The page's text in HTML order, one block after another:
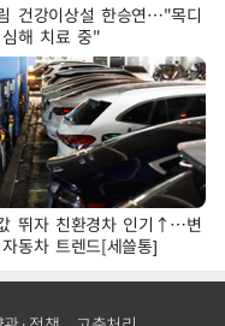
건강이상설 한승연…"목디
해 치료 중"
뛰자 친환경차 인기↑…변
동차 트렌드[세쓸통]